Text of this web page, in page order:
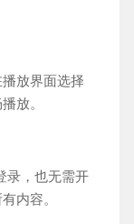
放界面选择
放。
录，也无需开
内容。